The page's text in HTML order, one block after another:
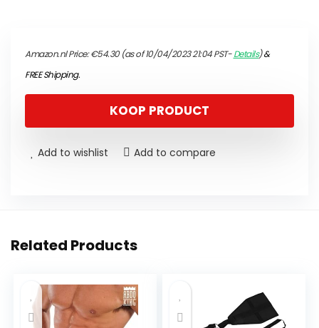
Amazon.nl Price:€54.30(as of 10/04/2023 21:04 PST-Details)&
FREE Shipping.
KOOP PRODUCT
Add to wishlist Add to compare
Related Products